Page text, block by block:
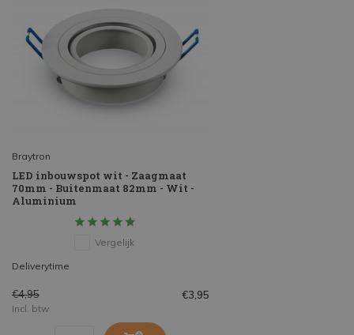
Braytron
LED inbouwspot wit - Zaagmaat
70mm - Buitenmaat 82mm - Wit -
Aluminium
Vergelijk
Deliverytime
€4,95 €3,95
Incl. btw